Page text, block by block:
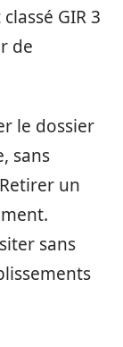
GIR 3
de
le dossier
sans
un
sans